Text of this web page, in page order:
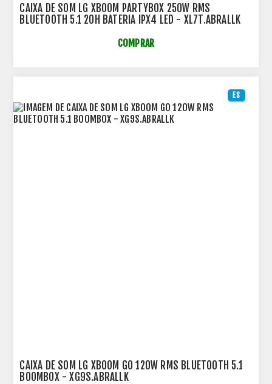
CAIXA DE SOM LG XBOOM PARTYBOX 250W RMS
BLUETOOTH 5.1 20H BATERIA IPX4 LED - XL7T.ABRALLK
COMPRAR
ES
CAIXA DE SOM LG XBOOM GO 120W RMS BLUETOOTH 5.1
BOOMBOX - XG9S.ABRALLK